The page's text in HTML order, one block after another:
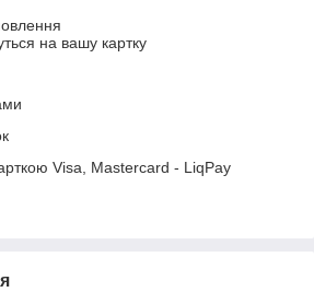
на вашу картку
Visa, Mastercard - LiqPay